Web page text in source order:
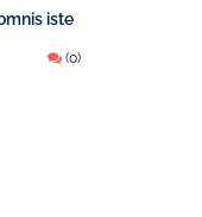
iste
(0)